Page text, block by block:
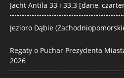
Jacht Antila 33 i 33.3 [dane,
Jezioro Dąbie
Regaty o Puchar Prezydenta
2026